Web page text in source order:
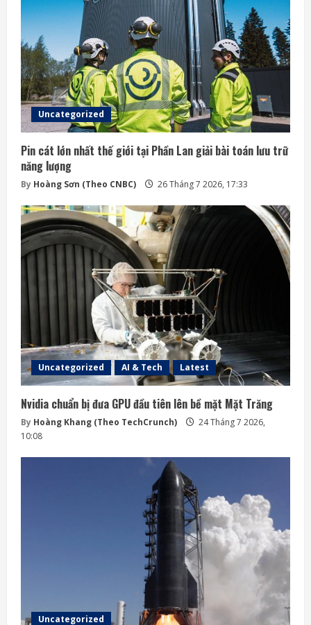
Uncategorized
Pin cát lớn nhất thế giới tại Phần Lan giải bài toán lưu trữ
năng lượng
By Hoàng Sơn (Theo CNBC) 26 Tháng 7 2026, 17:33
Uncategorized AI & Tech Latest
Nvidia chuẩn bị đưa GPU đầu tiên lên bề mặt Mặt Trăng
By Hoàng Khang (Theo TechCrunch)
24 Tháng 7 2026,
10:08
Uncategorized